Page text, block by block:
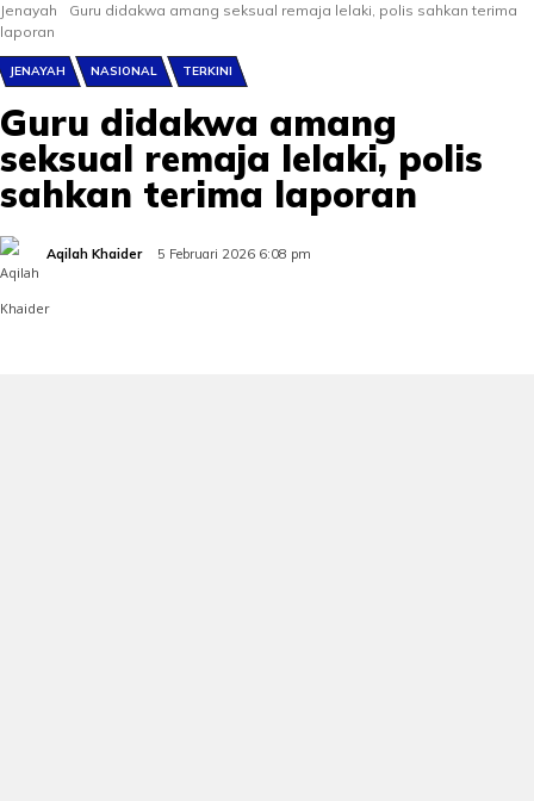
Jenayah
Guru didakwa amang seksual remaja lelaki, polis sahkan terima
laporan
JENAYAH NASIONAL TERKINI
Guru didakwa amang
seksual remaja lelaki, polis
sahkan terima laporan
Aqilah Khaider 5 Februari 2026 6:08 pm